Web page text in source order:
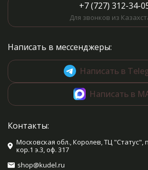
+7 (727) 312-34-
Для звонков из
Написать в мессенджеры:
Написать в
Написать в
Контакты:
Московская обл., Королев, ТЦ "Статус",
кор.1 э.3, оф. 317
shop@kudel.ru